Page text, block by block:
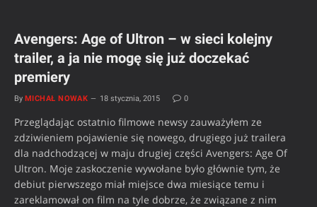
Avengers: Age of Ultron – w sieci kolejny
trailer, a ja nie mogę się już doczekać
premiery
By MICHAŁ NOWAK 18 stycznia, 2015 0
Przeglądając ostatnio filmowe newsy zauważyłem ze
zdziwieniem pojawienie się nowego, drugiego już trailera
dla nadchodzącej w maju drugiej części Avengers: Age Of
Ultron. Moje zaskoczenie wywołane było głównie tym, że
debiut pierwszego miał miejsce dwa miesiące temu i
zareklamował on film na tyle dobrze, że związane z nim